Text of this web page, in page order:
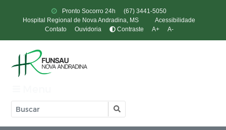
Pronto Socorro 24h
(67) 3441-5050
Hospital Regional de Nova Andradina, MS
Acessibilidade
Contato
Ouvidoria Contraste A+ A-